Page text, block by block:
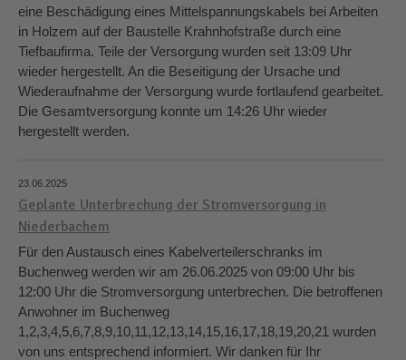
eine Beschädigung eines Mittelspannungskabels bei Arbeiten
in Holzem auf der Baustelle Krahnhofstraße durch eine
Tiefbaufirma. Teile der Versorgung wurden seit 13:09 Uhr
wieder hergestellt. An die Beseitigung der Ursache und
Wiederaufnahme der Versorgung wurde fortlaufend gearbeitet.
Die Gesamtversorgung konnte um 14:26 Uhr wieder
hergestellt werden.
23.06.2025
Geplante Unterbrechung der Stromversorgung in
Niederbachem
Für den Austausch eines Kabelverteilerschranks im
Buchenweg werden wir am 26.06.2025 von 09:00 Uhr bis
12:00 Uhr die Stromversorgung unterbrechen. Die betroffenen
Anwohner im Buchenweg
1,2,3,4,5,6,7,8,9,10,11,12,13,14,15,16,17,18,19,20,21 wurden
von uns entsprechend informiert. Wir danken für Ihr